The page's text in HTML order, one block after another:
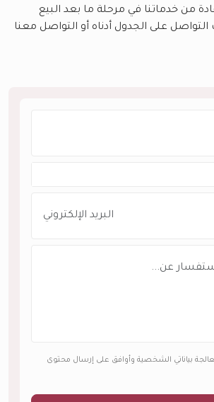
من خدماتنا في مرحلة ما بعد البيع
على الجدول أدناه أو التواصل معنا
بياناتي الشخصية وأوافق على إرسال محتوى